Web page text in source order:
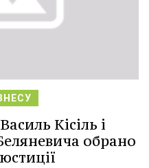
Кісіль і
обрано